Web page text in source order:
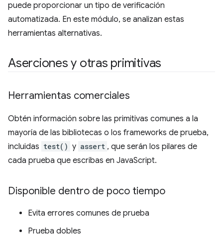
puede proporcionar un tipo de verificación
automatizada. En este módulo, se analizan estas
herramientas alternativas.
Aserciones y otras primitivas
Herramientas comerciales
Obtén información sobre las primitivas comunes a la
mayoría de las bibliotecas o los frameworks de prueba,
incluidas test() y assert , que serán los pilares de
cada prueba que escribas en JavaScript.
Disponible dentro de poco tiempo
Evita errores comunes de prueba
Prueba dobles